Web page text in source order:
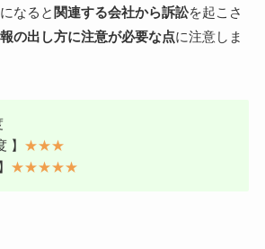
なると 関連する会社から訴訟を起こさ
の出し方に注意が必要な点に注意しま
】 ★★★
★★★★★